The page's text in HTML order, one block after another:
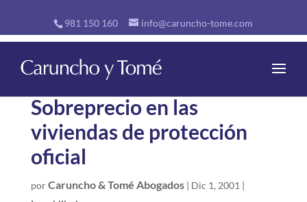
981 150 160 info@caruncho-tome.com
Sobreprecio en las
viviendas de protección
oficial
porCaruncho & Tomé Abogados| Dic 1, 2001 |